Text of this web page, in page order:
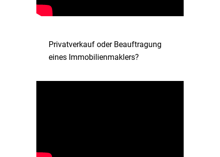
Privatverkauf oder Beauftragung
eines Immobilienmaklers?